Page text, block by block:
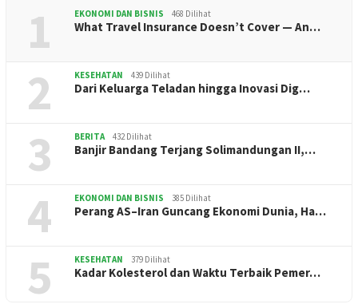
1 EKONOMI DAN BISNIS 468 Dilihat
What Travel Insurance Doesn’t Cover — An…
2 KESEHATAN 439 Dilihat
Dari Keluarga Teladan hingga Inovasi Dig…
3 BERITA 432 Dilihat
Banjir Bandang Terjang Solimandungan II,…
4 EKONOMI DAN BISNIS 385 Dilihat
Perang AS–Iran Guncang Ekonomi Dunia, Ha…
5 KESEHATAN 379 Dilihat
Kadar Kolesterol dan Waktu Terbaik Pemer…